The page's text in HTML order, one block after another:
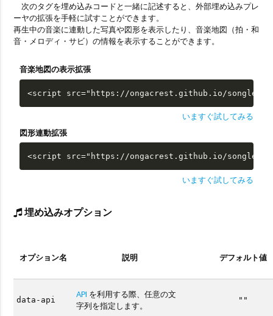
次のタグを埋め込みコードと一緒に記述すると、外部埋め込みプレ
ーヤの拡張を手軽に試すことができます。
再生中の音楽に連動した写真や図形を表示したり、音楽地図（拍・和
音・メロディ・サビ）の情報を表示することができます。
音楽地図の表示拡張
<script src="https://ongacrest.github.io/songle-
いますぐ試してみる
図形連動拡張
<script src="https://ongacrest.github.io/songle-
いますぐ試してみる
埋め込みオプション
オプション名 説明 デフォルト値
data-api
API を利用する際、任意の文
字列を指定します。
""